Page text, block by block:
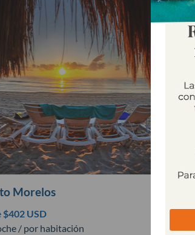
Morelos
$402 USD
/ por habitación